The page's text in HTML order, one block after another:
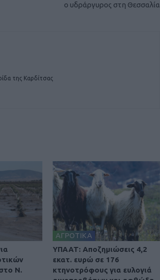
ο υδράργυρος στη Θεσσαλία
της Καρδίτσας
Ν.
ΑΓΡΟΤΙΚΑ
ΥΠΑΑΤ: Αποζημιώσεις 4,2
εκατ. ευρώ σε 176
κτηνοτρόφους για ευλογιά